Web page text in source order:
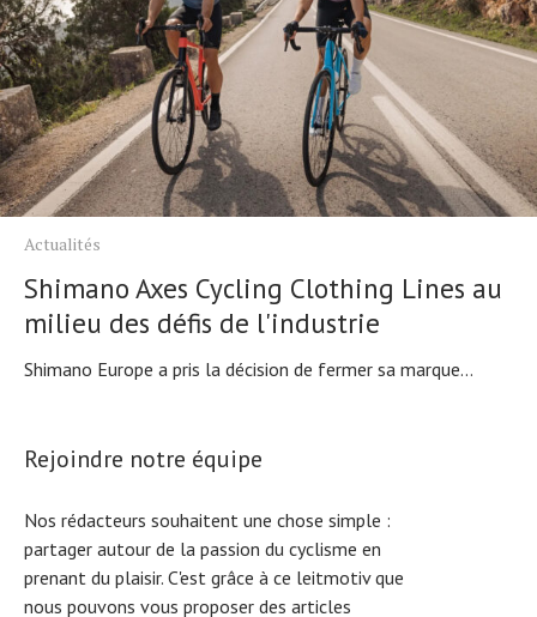
Actualités
Shimano Axes Cycling Clothing Lines au
milieu des défis de l'industrie
Shimano Europe a pris la décision de fermer sa marque...
Rejoindre notre équipe
Nos rédacteurs souhaitent une chose simple :
partager autour de la passion du cyclisme en
prenant du plaisir. C'est grâce à ce leitmotiv que
nous pouvons vous proposer des articles